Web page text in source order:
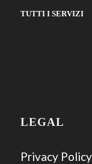
TUTTI I SERVIZI
LEGAL
Privacy Policy